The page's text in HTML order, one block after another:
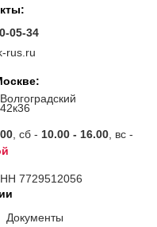
05-34
rus.ru
, сб - 10.00 - 16.00, вс -
7729512056
Документы